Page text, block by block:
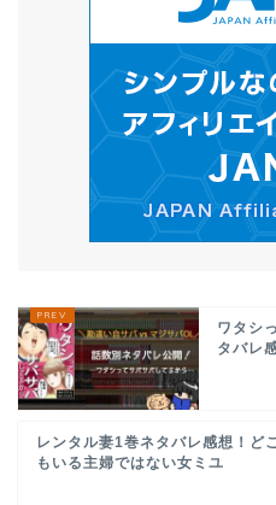
ワタシ
タバレ
レンタル妻1巻ネタバレ感想！ど
もいる主婦ではない女ミユ